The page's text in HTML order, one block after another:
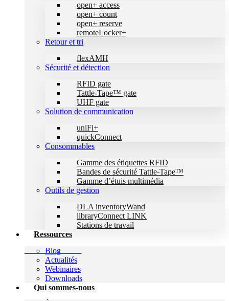
open+ access
open+ count
open+ reserve
remoteLocker+
Retour et tri
flexAMH
Sécurité et détection
RFID gate
Tattle-Tape™ gate
UHF gate
Solution de communication
uniFi+
quickConnect
Consommables
Gamme des étiquettes RFID
Bandes de sécurité Tattle-Tape™
Gamme d’étuis multimédia
Outils de gestion
DLA inventoryWand
libraryConnect LINK
Stations de travail
Ressources
Blog
Actualités
Webinaires
Downloads
Qui sommes-nous